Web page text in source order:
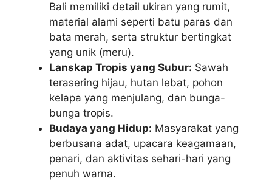
Bali memiliki detail ukiran yang rumit,
material alami seperti batu paras dan
bata merah, serta struktur bertingkat
yang unik (meru).
Lanskap Tropis yang Subur: Sawah
terasering hijau, hutan lebat, pohon
kelapa yang menjulang, dan bunga-
bunga tropis.
Budaya yang Hidup: Masyarakat yang
berbusana adat, upacara keagamaan,
penari, dan aktivitas sehari-hari yang
penuh warna.